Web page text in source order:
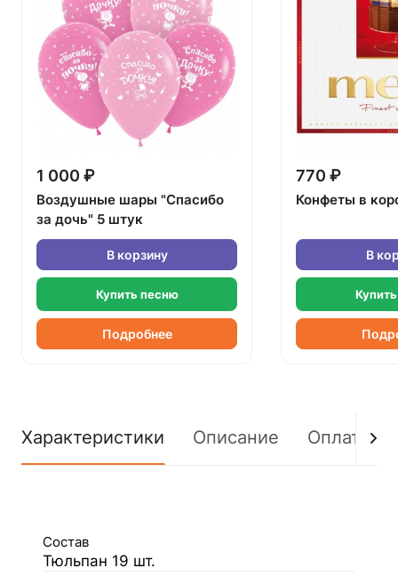
1 000 ₽
Воздушные шары "Спасибо
за дочь" 5 штук
В корзину
Купить песню
Подробнее
770 ₽
Конфеты в
В
Характеристики Описание Оплата
Состав
Тюльпан 19 шт.